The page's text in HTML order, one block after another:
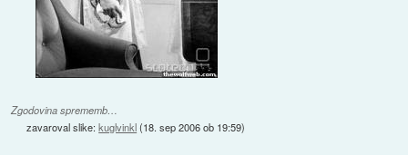
Zgodovina sprememb…
zavaroval slike:kuglvinkl(18. sep 2006 ob 19:59)